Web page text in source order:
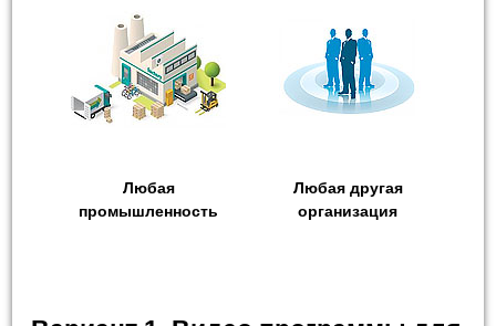
Любая
промышленность
Любая другая
организация